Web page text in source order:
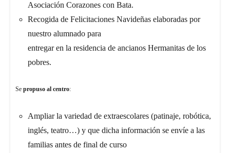
Asociación Corazones con Bata.
Recogida de Felicitaciones Navideñas elaboradas por
nuestro alumnado para
entregar en la residencia de ancianos Hermanitas de los
pobres.
Se propuso al centro:
Ampliar la variedad de extraescolares (patinaje, robótica,
inglés, teatro…) y que dicha información se envíe a las
familias antes de final de curso